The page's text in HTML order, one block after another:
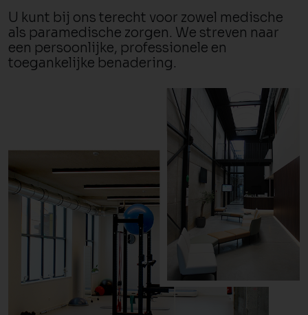
U kunt bij ons terecht voor zowel medische
als paramedische zorgen. We streven naar
een persoonlijke, professionele en
toegankelijke benadering.